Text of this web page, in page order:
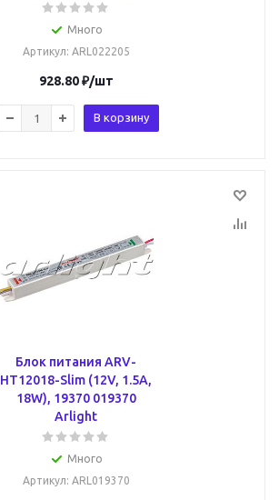
Много
Артикул: ARL022205
928.80₽/шт
В корзину
Блок питания ARV-
HT12018-Slim (12V, 1.5A,
18W), 19370 019370
Arlight
Много
Артикул: ARL019370